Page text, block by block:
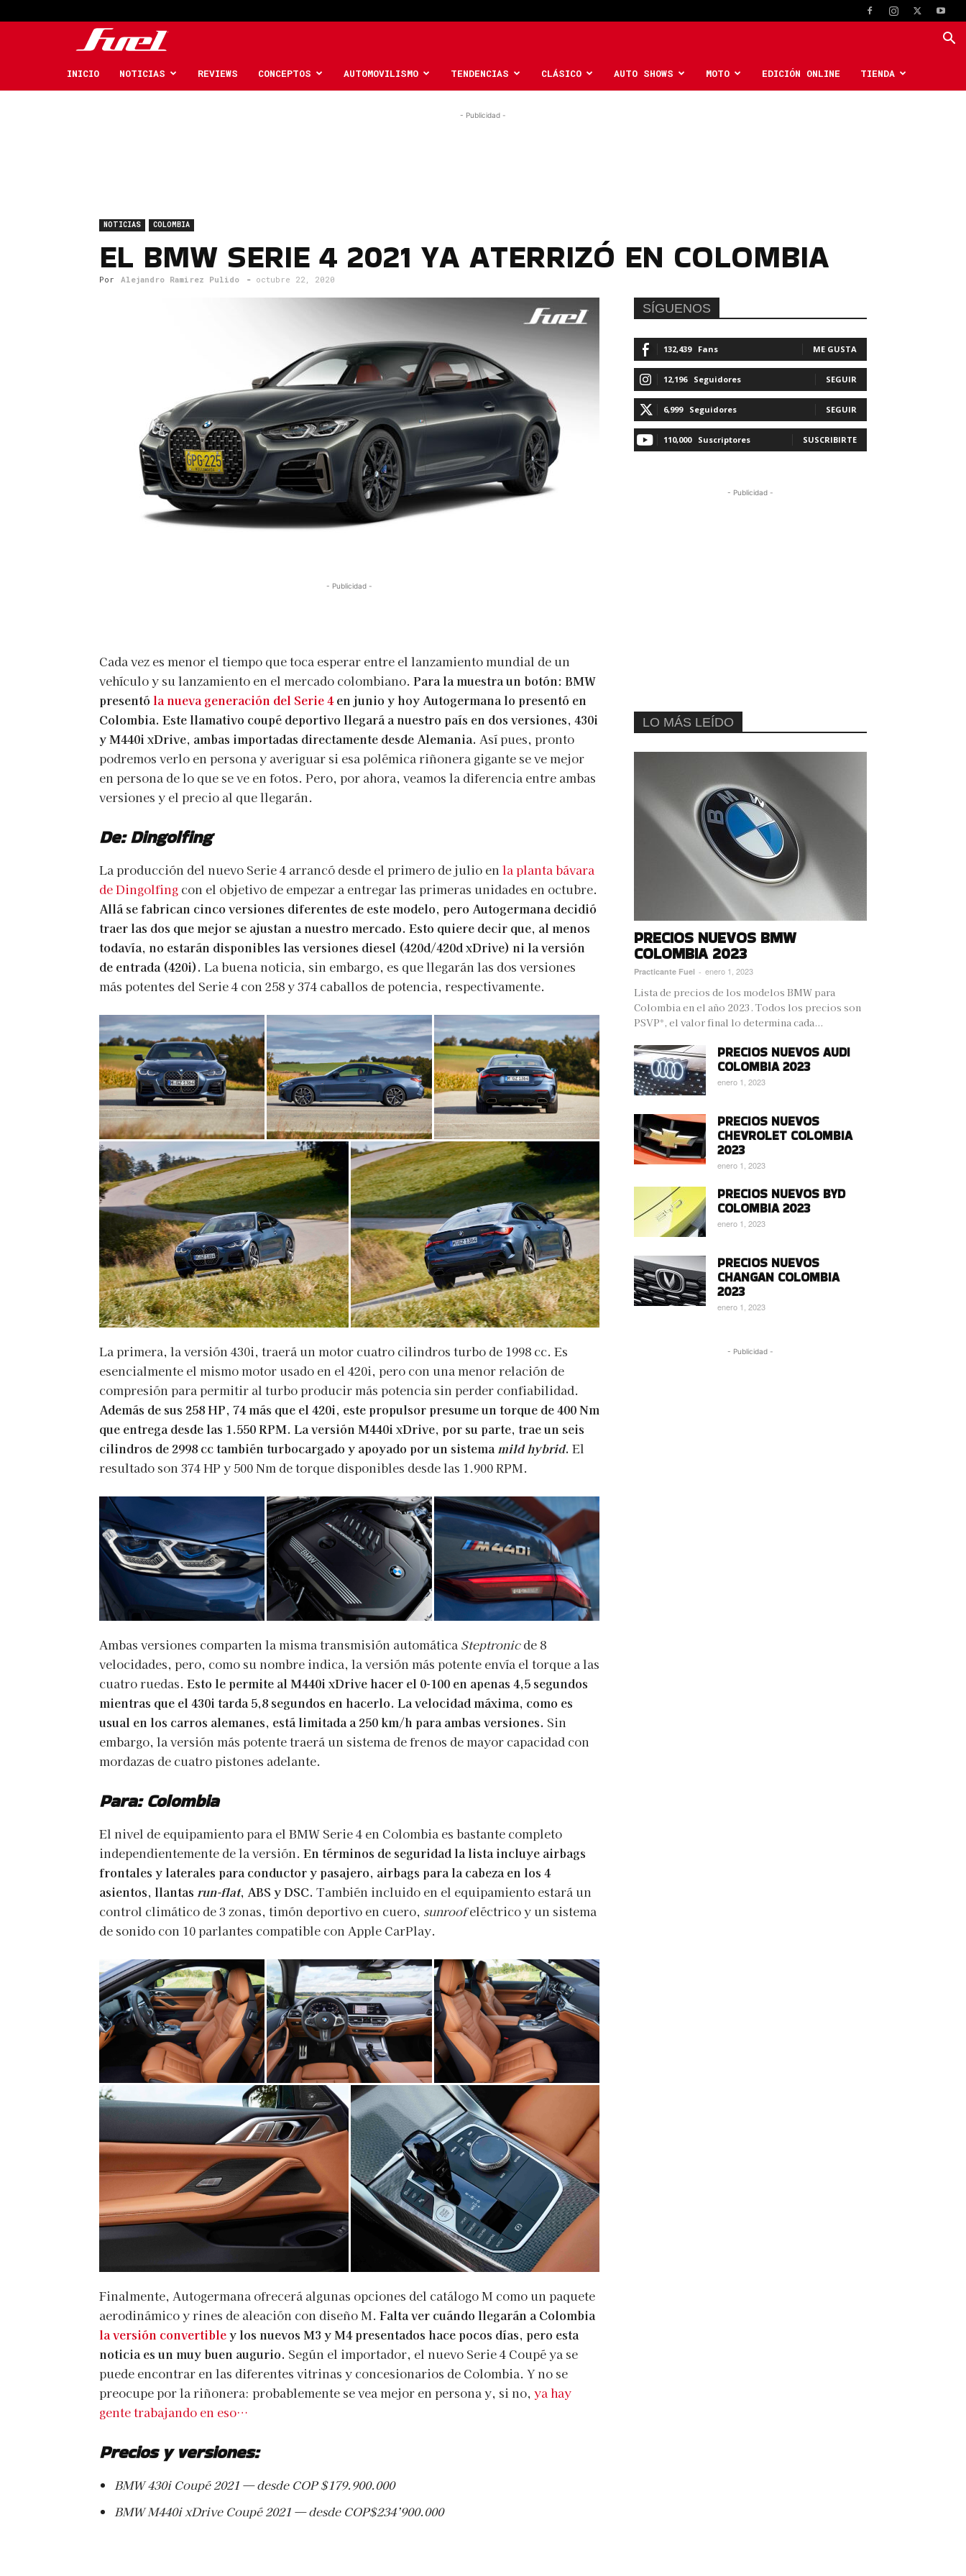
Car
INICIO NOTICIAS REVIEWS CONCEPTOS AUTOMOVILISMO TENDENCIAS CLÁSICO AUTO SHOWS MOTO EDICIÓN ONLINE TIENDA
- Publicidad -
NOTICIAS COLOMBIA
EL BMW SERIE 4 2021 YA ATERRIZÓ EN COLOMBIA
Por Alejandro Ramirez Pulido - octubre 22, 2020
- Publicidad -
Cada vez es menor el tiempo que toca esperar entre el lanzamiento mundial de un
vehículo y su lanzamiento en el mercado colombiano. Para la muestra un botón: BMW
presentó la nueva generación del Serie 4en junio y hoy Autogermana lo presentó en
Colombia. Este llamativo coupé deportivo llegará a nuestro país en dos versiones, 430i
y M440i xDrive, ambas importadas directamente desde Alemania. Así pues, pronto
podremos verlo en persona y averiguar si esa polémica riñonera gigante se ve mejor
en persona de lo que se ve en fotos. Pero, por ahora, veamos la diferencia entre ambas
versiones y el precio al que llegarán.
De: Dingolfing
La producción del nuevo Serie 4 arrancó desde el primero de julio en la planta bávara
de Dingolfing con el objetivo de empezar a entregar las primeras unidades en octubre.
Allá se fabrican cinco versiones diferentes de este modelo, pero Autogermana decidió
traer las dos que mejor se ajustan a nuestro mercado. Esto quiere decir que, al menos
todavía, no estarán disponibles las versiones diesel (420d/420d xDrive) ni la versión
de entrada (420i). La buena noticia, sin embargo, es que llegarán las dos versiones
más potentes del Serie 4 con 258 y 374 caballos de potencia, respectivamente.
La primera, la versión 430i, traerá un motor cuatro cilindros turbo de 1998 cc. Es
esencialmente el mismo motor usado en el 420i, pero con una menor relación de
compresión para permitir al turbo producir más potencia sin perder confiabilidad.
Además de sus 258 HP, 74 más que el 420i, este propulsor presume un torque de 400 Nm
que entrega desde las 1.550 RPM. La versión M440i xDrive, por su parte, trae un seis
cilindros de 2998 cc también turbocargado y apoyado por un sistemamild hybrid. El
resultado son 374 HP y 500 Nm de torque disponibles desde las 1.900 RPM.
Ambas versiones comparten la misma transmisión automática Steptronicde 8
velocidades, pero, como su nombre indica, la versión más potente envía el torque a las
cuatro ruedas. Esto le permite al M440i xDrive hacer el 0-100 en apenas 4,5 segundos
mientras que el 430i tarda 5,8 segundos en hacerlo. La velocidad máxima, como es
usual en los carros alemanes, está limitada a 250 km/h para ambas versiones. Sin
embargo, la versión más potente traerá un sistema de frenos de mayor capacidad con
mordazas de cuatro pistones adelante.
Para: Colombia
El nivel de equipamiento para el BMW Serie 4 en Colombia es bastante completo
independientemente de la versión. En términos de seguridad la lista incluye airbags
frontales y laterales para conductor y pasajero, airbags para la cabeza en los 4
asientos, llantas run-flat, ABS y DSC. También incluido en el equipamiento estará un
control climático de 3 zonas, timón deportivo en cuero, sunroofeléctrico y un sistema
de sonido con 10 parlantes compatible con Apple CarPlay.
Finalmente, Autogermana ofrecerá algunas opciones del catálogo M como un paquete
aerodinámico y rines de aleación con diseño M. Falta ver cuándo llegarán a Colombia
la versión convertibley los nuevos M3 y M4 presentados hace pocos días, pero esta
noticia es un muy buen augurio. Según el importador, el nuevo Serie 4 Coupé ya se
puede encontrar en las diferentes vitrinas y concesionarios de Colombia. Y no se
preocupe por la riñonera: probablemente se vea mejor en persona y, si no, ya hay
gente trabajando en eso…
Precios y versiones:
BMW 430i Coupé 2021 — desde COP $179.900.000
BMW M440i xDrive Coupé 2021 — desde COP$234’900.000
SÍGUENOS
132,439 Fans ME GUSTA
12,196 Seguidores SEGUIR
6,999 Seguidores SEGUIR
110,000 Suscriptores SUSCRIBIRTE
- Publicidad -
LO MÁS LEÍDO
PRECIOS NUEVOS BMW
COLOMBIA 2023
Practicante Fuel - enero 1, 2023
Lista de precios de los modelos BMW para
Colombia en el año 2023. Todos los precios son
PSVP*, el valor final lo determina cada...
PRECIOS NUEVOS AUDI
COLOMBIA 2023
enero 1, 2023
PRECIOS NUEVOS
CHEVROLET COLOMBIA
2023
enero 1, 2023
PRECIOS NUEVOS BYD
COLOMBIA 2023
enero 1, 2023
PRECIOS NUEVOS
CHANGAN COLOMBIA
2023
enero 1, 2023
- Publicidad -